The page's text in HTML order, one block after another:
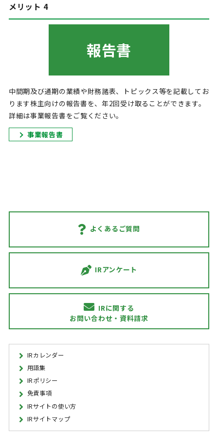
メリット 4
報告書
中間期及び通期の業績や財務諸表、トピックス等を記載してお
ります株主向けの報告書を、年2回受け取ることができます。
詳細は事業報告書をご覧ください。
事業報告書
よくあるご質問
IRアンケート
IRに関する
お問い合わせ・資料請求
IRカレンダー
用語集
IRポリシー
免責事項
IRサイトの使い方
IRサイトマップ